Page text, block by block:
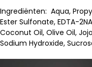
Ingrediënten: Aqua,
Ester Sulfonate, EDTA-
Coconut Oil, Olive Oil,
Sodium Hydroxide,